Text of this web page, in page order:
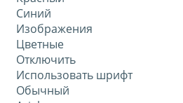
Синий
Изображения
Цветные
Отключить
Использовать шрифт
Обычный